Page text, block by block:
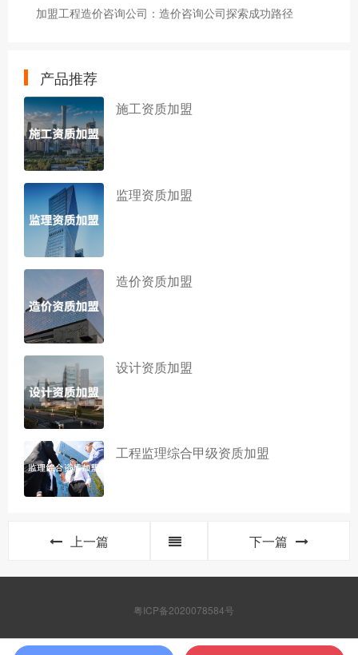
加盟工程造价咨询公司：造价咨询公司探索成功路径
产品推荐
施工资质加盟
监理资质加盟
造价资质加盟
设计资质加盟
工程监理综合甲级资质加盟
上一篇 下一篇
粤ICP备2020078584号